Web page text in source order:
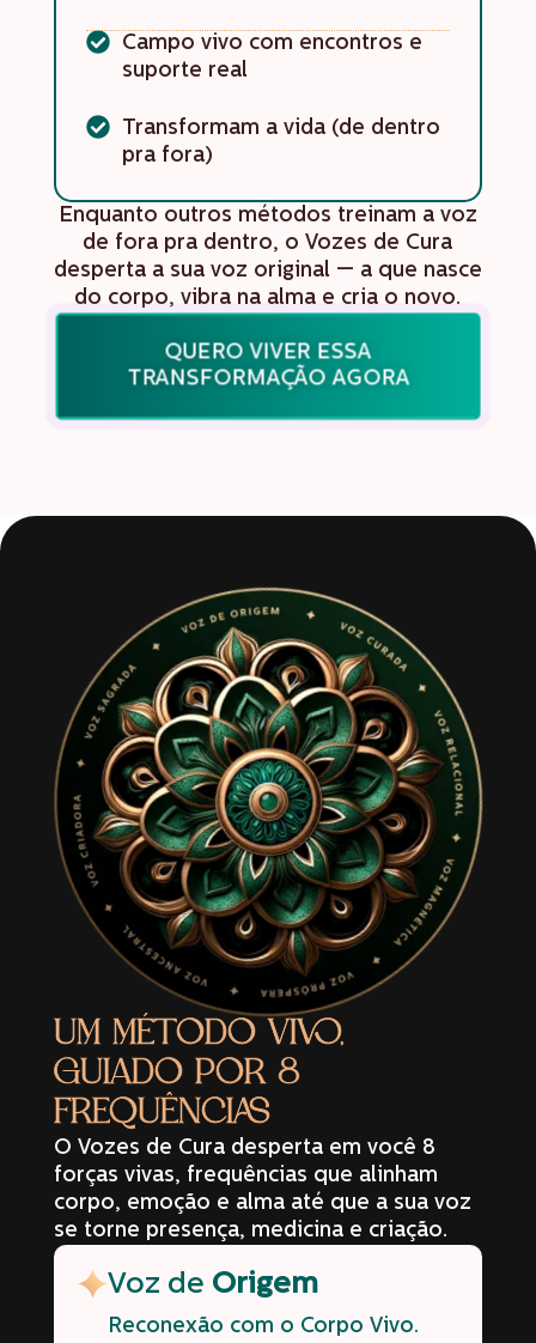
Campo vivo com encontros e
suporte real
Transformam a vida (de dentro
pra fora)
Enquanto outros métodos treinam a voz
de fora pra dentro, o Vozes de Cura
desperta a sua voz original — a que nasce
do corpo, vibra na alma e cria o novo.
QUERO VIVER ESSA
TRANSFORMAÇÃO AGORA
UM MÉTODO VIVO,
GUIADO POR 8
FREQUÊNCIAS
O Vozes de Cura desperta em você 8
forças vivas, frequências que alinham
corpo, emoção e alma até que a sua voz
se torne presença, medicina e criação.
Voz de Origem
Reconexão com o Corpo Vivo.